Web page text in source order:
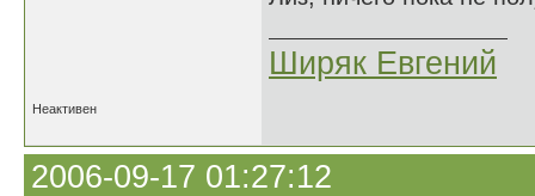
Ширяк Евгений
Неактивен
2006-09-17 01:27:12